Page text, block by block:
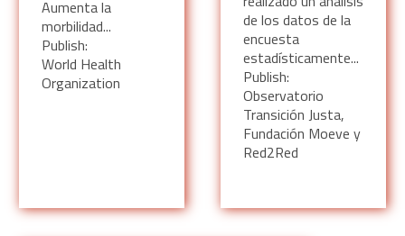
Aumenta la
morbilidad...
Publish:
World Health
Organization
de los datos de la
encuesta
estadísticamente...
Publish:
Observatorio
Transición Justa,
Fundación Moeve y
Red2Red